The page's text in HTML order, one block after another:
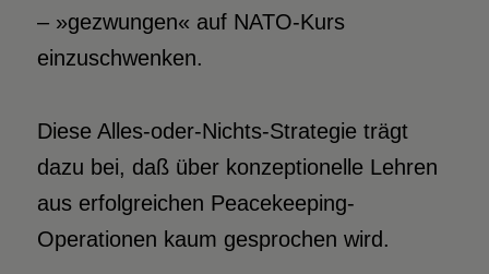
– »gezwungen« auf NATO-Kurs
einzuschwenken.
Diese Alles-oder-Nichts-Strategie trägt
dazu bei, daß über konzeptionelle Lehren
aus erfolgreichen Peacekeeping-
Operationen kaum gesprochen wird.